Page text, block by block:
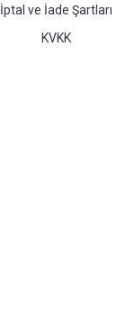
İptal ve İade Şartları
KVKK